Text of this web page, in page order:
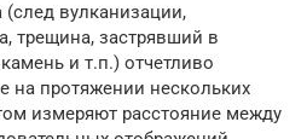
(след вулканизации,
трещина, застрявший в
и т.п.) отчетливо
на протяжении нескольких
измеряют расстояние между